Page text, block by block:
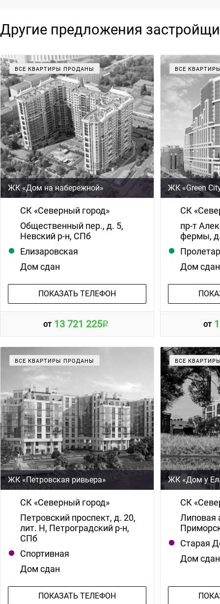
Другие предложения
ВСЕ КВАРТИРЫ ПРОДАНЫ
ЖК «Дом на набережной»
СК «Северный город»
Общественный пер., д. 5,
Невский р-н, СПб
Елизаровская
Дом сдан
ПОКАЗАТЬ ТЕЛЕФОН
от 13 721 225
ВСЕ
ЖК «Green
СК
пр-т
фермы,
Дом сдан
от
ВСЕ КВАРТИРЫ ПРОДАНЫ
ЖК «Петровская ривьера»
СК «Северный город»
Петровский проспект, д. 20,
лит. Н, Петроградский р-н,
СПб
Спортивная
Дом сдан
ПОКАЗАТЬ ТЕЛЕФОН
ВСЕ
ЖК «Дом у
СК
Липовая
Старая
Дом сдан